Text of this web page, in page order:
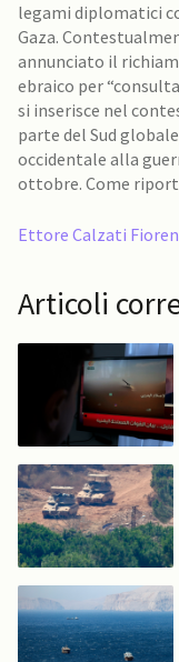
legami diplomatici
Gaza.
annunciato il
ebraico per
si inserisce nel
parte del Sud
occidentale alla
Ettore Calzati
Articoli